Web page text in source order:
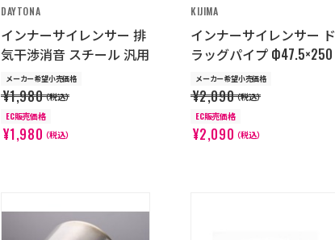
DAYTONA
インナーサイレンサー 排
気干渉消音 スチール 汎用
メーカー希望小売価格
¥1,980（税込）
EC販売価格
¥1,980（税込）
KIJIMA
インナーサイレンサー ド
ラッグパイプ Ф47.5×250
メーカー希望小売価格
¥2,090（税込）
EC販売価格
¥2,090（税込）